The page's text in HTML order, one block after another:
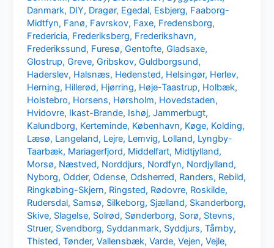
Danmark, DIY, Dragør, Egedal, Esbjerg, Faaborg-
Midtfyn, Fanø, Favrskov, Faxe, Fredensborg,
Fredericia, Frederiksberg, Frederikshavn,
Frederikssund, Furesø,Gentofte,Gladsaxe,
Glostrup,Greve,Gribskov,Guldborgsund,
Haderslev, Halsnæs, Hedensted, Helsingør, Herlev,
Herning, Hillerød, Hjørring, Høje-Taastrup, Holbæk,
Holstebro, Horsens, Hørsholm, Hovedstaden,
Hvidovre, Ikast-Brande, Ishøj,Jammerbugt,
Kalundborg, Kerteminde, København, Køge, Kolding,
Læsø, Langeland, Lejre, Lemvig, Lolland, Lyngby-
Taarbæk, Mariagerfjord, Middelfart, Midtjylland,
Morsø, Næstved, Norddjurs, Nordfyn, Nordjylland,
Nyborg,Odder,Odense,Odsherred, Randers, Rebild,
Ringkøbing-Skjern, Ringsted, Rødovre, Roskilde,
Rudersdal, Samsø, Silkeborg, Sjælland, Skanderborg,
Skive, Slagelse, Solrød, Sønderborg, Sorø, Stevns,
Struer, Svendborg, Syddanmark, Syddjurs,Tårnby,
Thisted,Tønder,Vallensbæk,Varde,Vejen,Vejle,